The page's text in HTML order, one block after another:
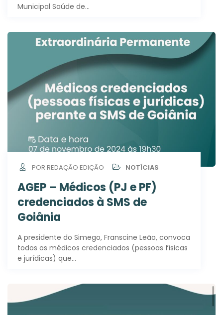
Municipal Saúde de…
POR REDAÇÃO EDIÇÃO NOTÍCIAS
AGEP – Médicos (PJ e PF)
credenciados à SMS de
Goiânia
A presidente do Simego, Franscine Leão, convoca
todos os médicos credenciados (pessoas físicas
e jurídicas) que…